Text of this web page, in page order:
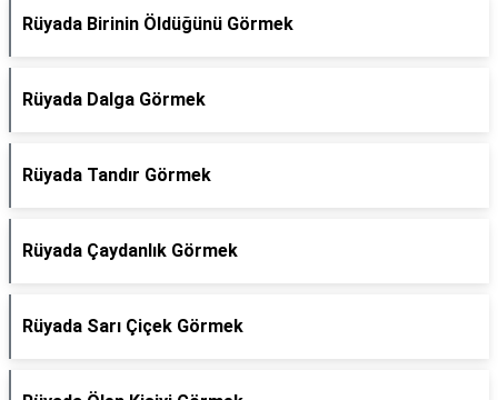
Rüyada Birinin Öldüğünü Görmek
Rüyada Dalga Görmek
Rüyada Tandır Görmek
Rüyada Çaydanlık Görmek
Rüyada Sarı Çiçek Görmek